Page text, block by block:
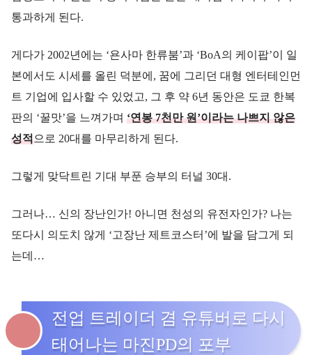
통과하게 된다.
게다가 2002년에는 ‘욘사마 한류붐’과 ‘BoA의 케이팝’이 일
본에서도 시세를 올린 덕분에, 꿈에 그리던 대형 엔터테인먼
트 기업에 입사할 수 있었고, 그 후 약 6년 동안은 도쿄 한복
판의 ‘꿀맛’을 느껴가며 ‘연봉 7천만 원’이라는 나쁘지 않은
성적으로 20대를 마무리하게 된다.
그렇게 맞닥트린 기대 부푼 승부의 터널 30대.
그러나… 신의 장난인가! 아니면 천성의 유전자인가? 나는
또다시 의도치 않게 ‘고장난 제트코스터’에 발을 담그게 되
는데…
전업 트레이더 겸 유튜버로 다시
태어나는 마진PD의 포부